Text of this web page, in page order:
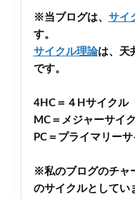
※当ブログは、 サイ
す。
サイクル理論は、天
です。
4HC＝４Hサイクル
MC＝メジャーサイ
PC＝プライマリーサ
※私のブログのチ
のサイクルとしてい